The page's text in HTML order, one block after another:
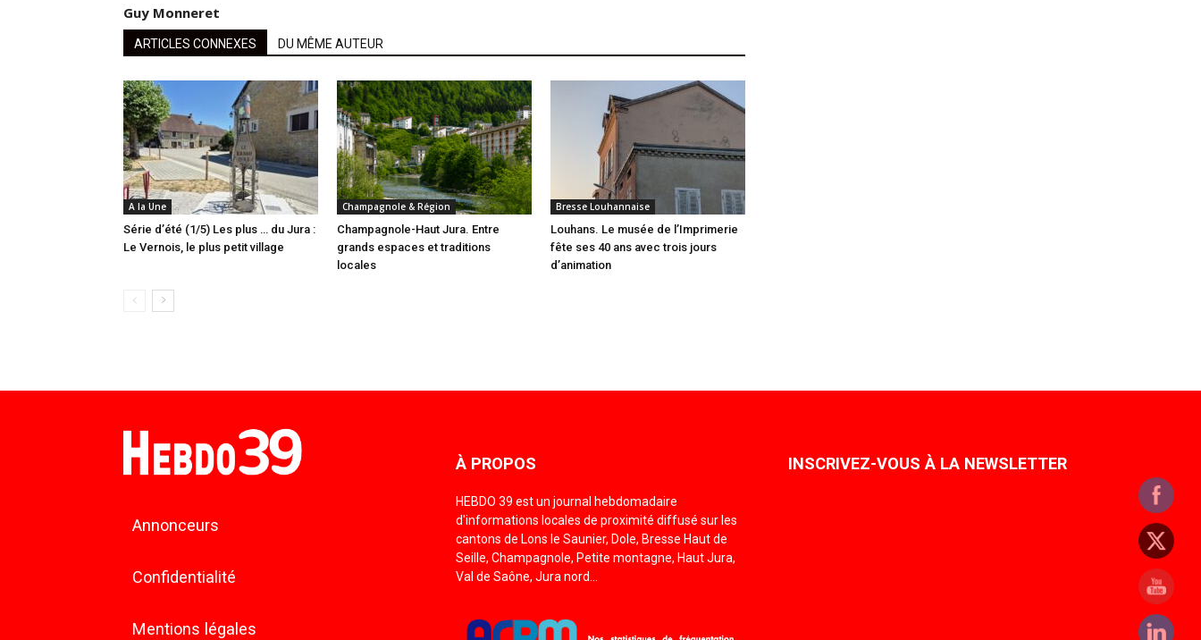
Guy Monneret
ARTICLES CONNEXES DU MÊME AUTEUR
A la Une
Série d’été (1/5) Les plus … du Jura :
Le Vernois, le plus petit village
Champagnole & Région
Champagnole-Haut Jura. Entre
grands espaces et traditions
locales
Bresse Louhannaise
Louhans. Le musée de l’Imprimerie
fête ses 40 ans avec trois jours
d’animation